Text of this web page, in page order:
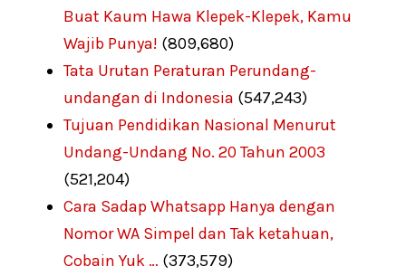
Buat Kaum Hawa Klepek-Klepek, Kamu
Wajib Punya! (809,680)
Tata Urutan Peraturan Perundang-
undangan di Indonesia (547,243)
Tujuan Pendidikan Nasional Menurut
Undang-Undang No. 20 Tahun 2003
(521,204)
Cara Sadap Whatsapp Hanya dengan
Nomor WA Simpel dan Tak ketahuan,
Cobain Yuk … (373,579)